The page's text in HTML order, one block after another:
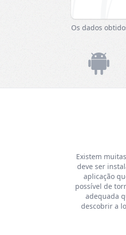
Os dados
Existem
deve ser
aplicação
possível de
adequada
descobrir a